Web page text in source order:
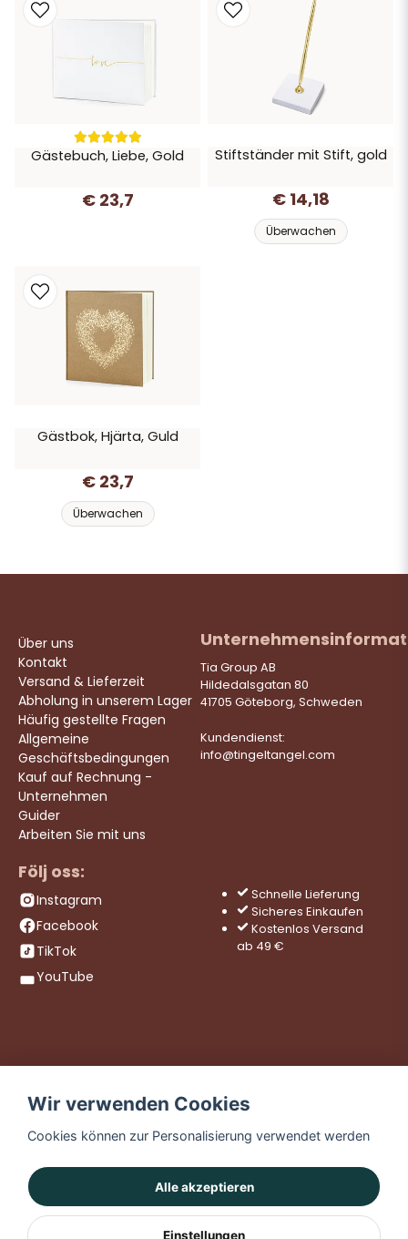
Gästebuch, Liebe, Gold
€ 23,7
Stiftständer mit Stift, gold
€ 14,18
Überwachen
Gästbok, Hjärta, Guld
€ 23,7
Überwachen
Über uns
Kontakt
Versand & Lieferzeit
Abholung in unserem Lager
Häufig gestellte Fragen
Allgemeine
Geschäftsbedingungen
Kauf auf Rechnung -
Unternehmen
Guider
Arbeiten Sie mit uns
Tia Group AB
Hildedalsgatan 80
41705 Göteborg, Schweden
Kundendienst:
info@tingeltangel.com
Följ oss:
Instagram
Facebook
TikTok
YouTube
Schnelle Lieferung
Sicheres Einkaufen
Kostenlos Versand
ab 49 €
Wir verwenden Cookies
Cookies können zur Personalisierung verwendet werden
Alle akzeptieren
Einstellungen